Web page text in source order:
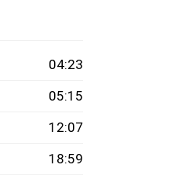
04:23
05:15
12:07
18:59